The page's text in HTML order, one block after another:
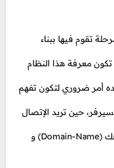
تقوم فيها ببناء
معرفة هذا النظام
أمر ضروري لتكون تفهم
حين تريد الإتصال
به عن بعد، حين تقوم بحجز إسم لموقعك (Domain-Name) و